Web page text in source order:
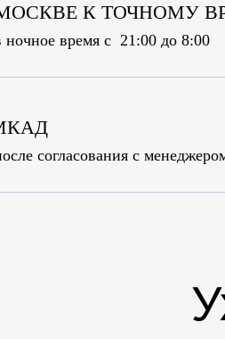
К ТОЧНОМУ
ночное время c 21:00 до 8:00
согласования с